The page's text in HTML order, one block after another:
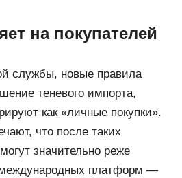
на покупателей
службы, новые правила
теневого импорта,
как «личные покупки».
что после таких
значительно реже
международных платформ —